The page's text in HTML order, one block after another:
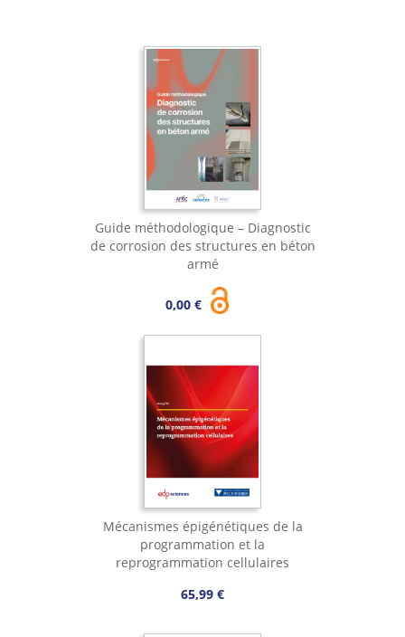
Guide méthodologique – Diagnostic
de corrosion des structures en béton
armé
0,00 €
Mécanismes épigénétiques de la
programmation et la
reprogrammation cellulaires
65,99 €